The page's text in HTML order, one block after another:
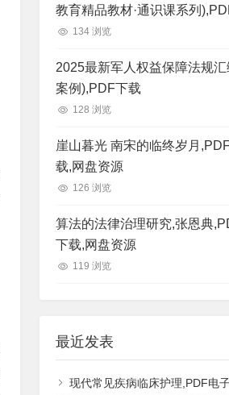
教育精品教材·通识课系列
134 浏览
2025最新军人权益保障法规
案例),PDF下载
128 浏览
崖山暮光 南宋的临终岁月
载,网盘资源
126 浏览
算法的法律治理研究,张恩典
下载,网盘资源
119 浏览
最近发表
现代常见疾病临床护理,PDF电子书下载